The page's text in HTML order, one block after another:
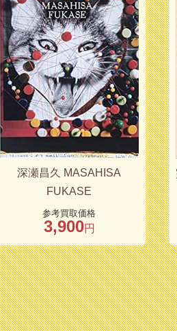
深瀬昌久 MASAHISA
FUKASE
参考買取価格
3,900円